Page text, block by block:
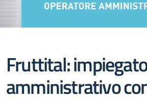
Fruttital:
amministrativo